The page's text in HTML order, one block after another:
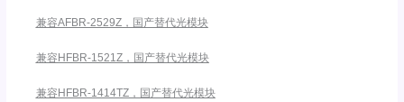
兼容AFBR-2529Z，国产替代光模块
兼容HFBR-1521Z，国产替代光模块
兼容HFBR-1414TZ，国产替代光模块